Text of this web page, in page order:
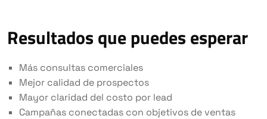
Resultados que puedes esperar
Más consultas comerciales
Mejor calidad de prospectos
Mayor claridad del costo por lead
Campañas conectadas con objetivos de ventas